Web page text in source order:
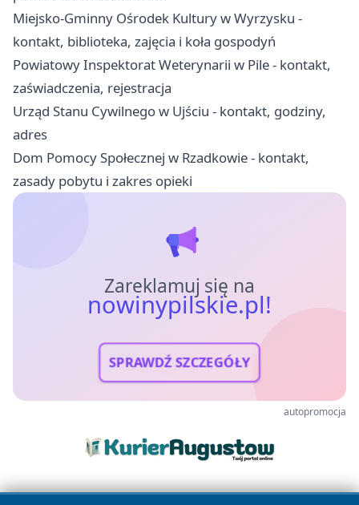
Miejsko-Gminny Ośrodek Kultury w Wyrzysku -
kontakt, biblioteka, zajęcia i koła gospodyń
Powiatowy Inspektorat Weterynarii w Pile - kontakt,
zaświadczenia, rejestracja
Urząd Stanu Cywilnego w Ujściu - kontakt, godziny,
adres
Dom Pomocy Społecznej w Rzadkowie - kontakt,
zasady pobytu i zakres opieki
Zareklamuj się na
nowinypilskie.pl!
SPRAWDŹ SZCZEGÓŁY
autopromocja